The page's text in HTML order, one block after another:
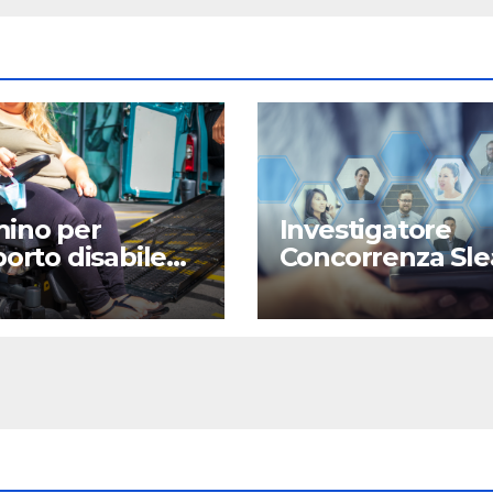
per
disabile
Investigatore
Concorrenza
Milano